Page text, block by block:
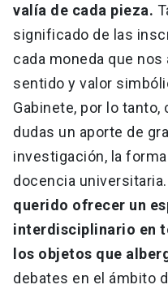
valía de cada pieza.
significado de las
cada moneda que nos
sentido y valor
Gabinete, por lo
dudas un aporte de
investigación, la
docencia universitaria.
querido ofrecer un
interdisciplinario en
los objetos que
debates en el ámbito